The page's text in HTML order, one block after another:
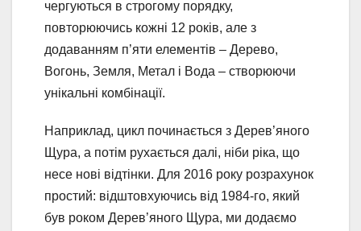
чергуються в строгому порядку,
повторюючись кожні 12 років, але з
додаванням п’яти елементів – Дерево,
Вогонь, Земля, Метал і Вода – створюючи
унікальні комбінації.
Наприклад, цикл починається з Дерев’яного
Щура, а потім рухається далі, ніби ріка, що
несе нові відтінки. Для 2016 року розрахунок
простий: відштовхуючись від 1984-го, який
був роком Дерев’яного Щура, ми додаємо